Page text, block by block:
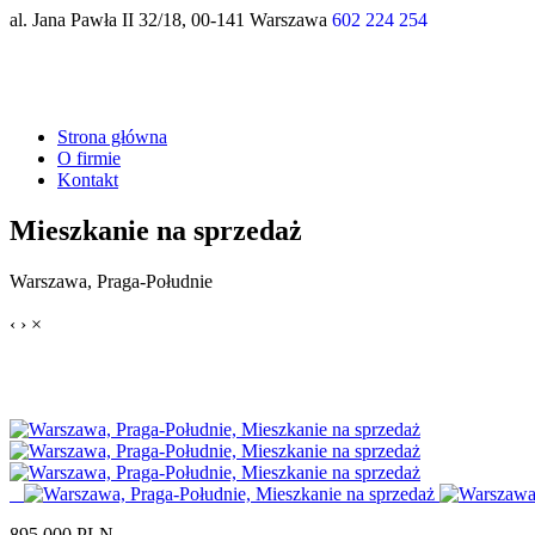
al. Jana Pawła II 32/18, 00-141 Warszawa 602 224 254
Strona główna
O firmie
Kontakt
Mieszkanie na sprzedaż
Warszawa, Praga-Południe
‹ › ×